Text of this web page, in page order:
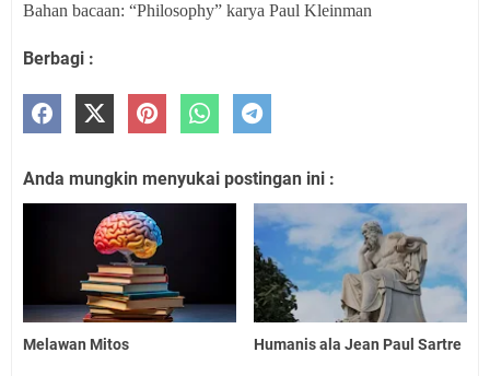
Bahan bacaan: “Philosophy” karya Paul Kleinman
Berbagi :
Anda mungkin menyukai postingan ini :
Melawan Mitos Humanis ala Jean Paul Sartre